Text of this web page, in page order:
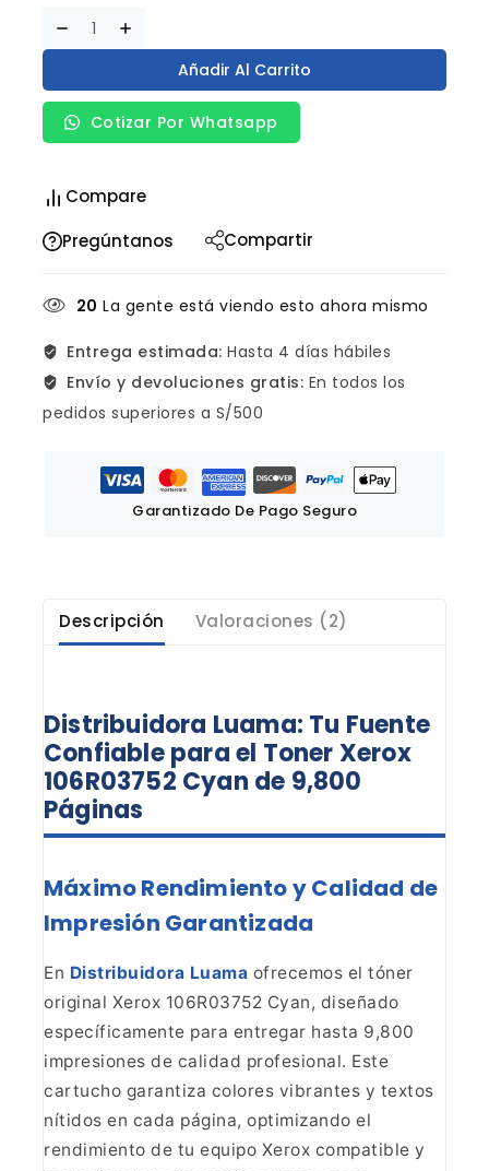
Añadir Al Carrito
Cotizar Por Whatsapp
Compare
Pregúntanos
Compartir
20 La gente está viendo esto ahora mismo
Entrega estimada: Hasta 4 días hábiles
Envío y devoluciones gratis: En todos los
pedidos superiores a S/500
Garantizado De Pago Seguro
Descripción Valoraciones (2)
Distribuidora Luama: Tu Fuente
Confiable para el Toner Xerox
106R03752 Cyan de 9,800
Páginas
Máximo Rendimiento y Calidad de
Impresión Garantizada
En Distribuidora Luama ofrecemos el tóner
original Xerox 106R03752 Cyan, diseñado
específicamente para entregar hasta 9,800
impresiones de calidad profesional. Este
cartucho garantiza colores vibrantes y textos
nítidos en cada página, optimizando el
rendimiento de tu equipo Xerox compatible y